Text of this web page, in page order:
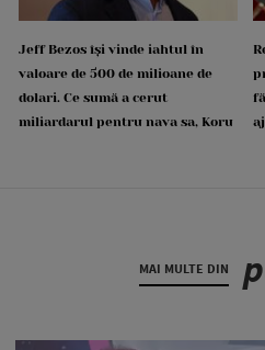
Jeff Bezos își vinde iahtul în
valoare de 500 de milioane de
dolari. Ce sumă a cerut
miliardarul pentru nava sa, Koru
MAI MULTE DIN